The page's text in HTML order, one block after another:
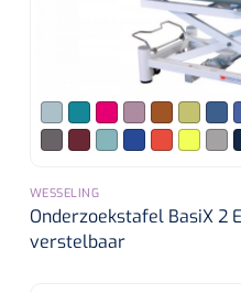
WESSELING
Onderzoekstafel BasiX 2
verstelbaar